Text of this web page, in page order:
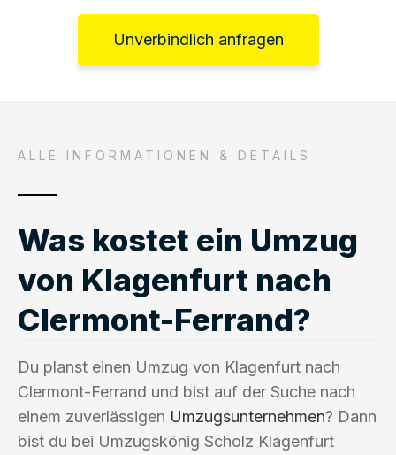
Unverbindlich anfragen
ALLE INFORMATIONEN & DETAILS
Was kostet ein Umzug
von Klagenfurt nach
Clermont-Ferrand?
Du planst einen Umzug von Klagenfurt nach
Clermont-Ferrand und bist auf der Suche nach
einem zuverlässigen Umzugsunternehmen? Dann
bist du bei Umzugskönig Scholz Klagenfurt